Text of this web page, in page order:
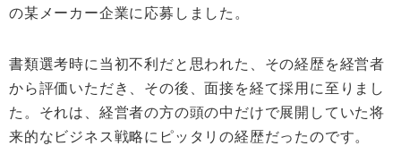
の某メーカー企業に応募しました。
書類選考時に当初不利だと思われた、その経歴を経営者
から評価いただき、その後、面接を経て採用に至りまし
た。それは、経営者の方の頭の中だけで展開していた将
来的なビジネス戦略にピッタリの経歴だったのです。